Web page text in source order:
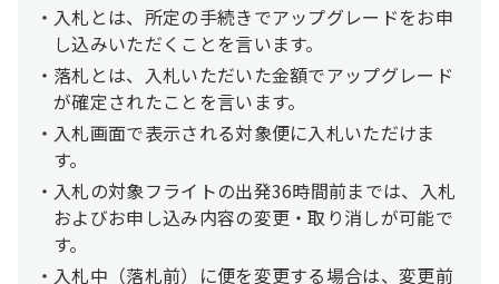
入札とは、所定の手続きでアップグレードをお申
し込みいただくことを言います。
落札とは、入札いただいた金額でアップグレード
が確定されたことを言います。
入札画面で表示される対象便に入札いただけま
す。
入札の対象フライトの出発36時間前までは、入札
およびお申し込み内容の変更・取り消しが可能で
す。
入札中（落札前）に便を変更する場合は、変更前